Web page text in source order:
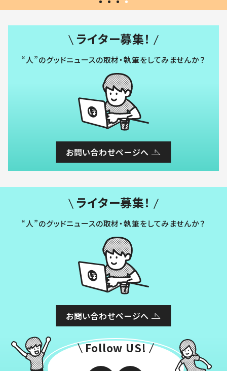
ライター募集！
“人”のグッドニュースの取材・執筆をしてみませんか？
お問い合わせページへ
ライター募集！
“人”のグッドニュースの取材・執筆をしてみませんか？
お問い合わせページへ
Follow US!